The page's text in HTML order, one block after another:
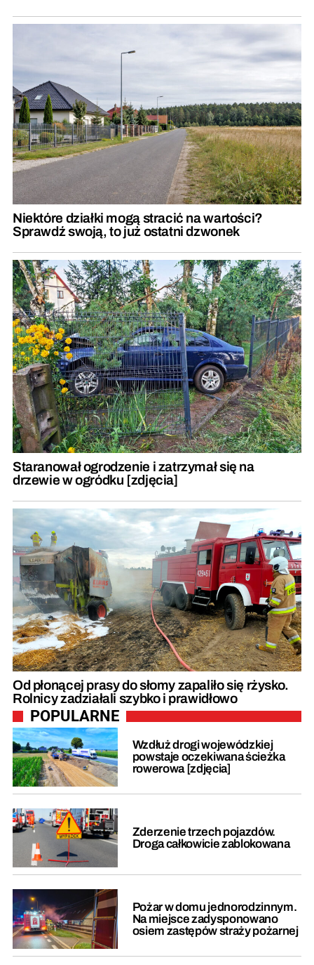
Niektóre działki mogą stracić na wartości?
Sprawdź swoją, to już ostatni dzwonek
Staranował ogrodzenie i zatrzymał się na
drzewie w ogródku [zdjęcia]
Od płonącej prasy do słomy zapaliło się rżysko.
Rolnicy zadziałali szybko i prawidłowo
POPULARNE
Wzdłuż drogi wojewódzkiej
powstaje oczekiwana ścieżka
rowerowa [zdjęcia]
Zderzenie trzech pojazdów.
Droga całkowicie zablokowana
Pożar w domu jednorodzinnym.
Na miejsce zadysponowano
osiem zastępów straży pożarnej